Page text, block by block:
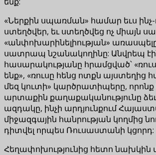
«Ներքին սպառման» համար եւս
ստեղծվեր, եւ ստեղծվեց ոչ միայն
«անփոխարինելիության»
սատրապ նշանակողինը: Անվրեպ
հասարակությանը հրամցված՝
ենք», «ռուսը հենց ոտքն այստեղից
մեզ կուտի» կարծրատիպերը,
արտաքին քաղաքականությունը
ազդակը, ինչի արդյունքում
միջազգային հանրության կողմից
դիտվել որպես Ռուսաստանի կցորդ:
Հեղափոխությունից հետո նախկին